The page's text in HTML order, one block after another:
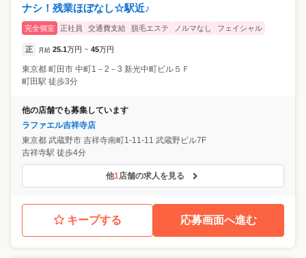
ナシ！残業ほぼなし☆駅近♪
完全個室 正社員 交通費支給 脱毛エステ ノルマなし フェイシャル
正 月給 25.1万円 ~ 45万円
東京都 町田市 中町1－2－3 新光中町ビル５Ｆ
町田駅 徒歩3分
他の店舗でも募集しています
ラファエル吉祥寺店
東京都 武蔵野市 吉祥寺南町1-11-11 武蔵野ビル7F
吉祥寺駅 徒歩4分
他1店舗の求人を見る
キープする 応募画面へ進む